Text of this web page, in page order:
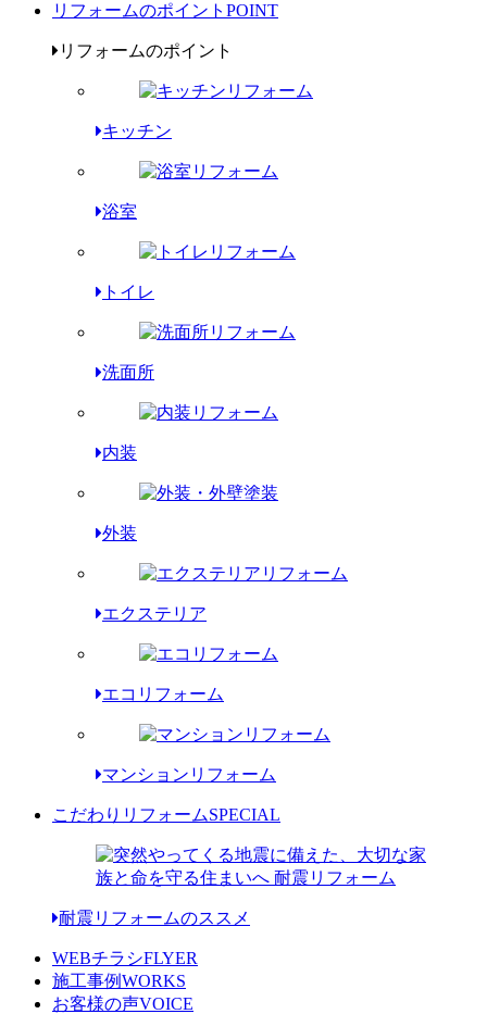
リフォームのポイント POINT
リフォームのポイント
キッチン
浴室
トイレ
洗面所
内装
外装
エクステリア
エコリフォーム
マンションリフォーム
こだわりリフォームSPECIAL
耐震リフォームのススメ
WEBチラシFLYER
施工事例WORKS
お客様の声VOICE